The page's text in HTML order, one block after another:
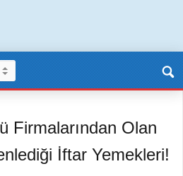
Firmalarından Olan
İftar Yemekleri!